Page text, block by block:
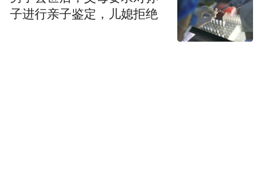
子进行亲子鉴定，儿媳拒绝